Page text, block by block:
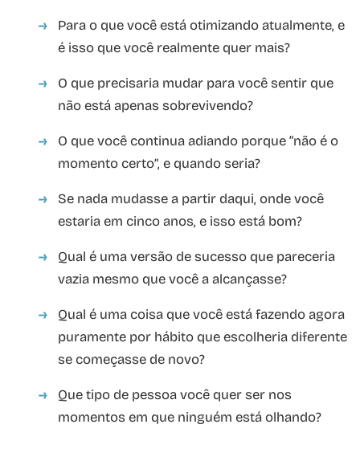
Para o que você está otimizando atualmente, e
é isso que você realmente quer mais?
O que precisaria mudar para você sentir que
não está apenas sobrevivendo?
O que você continua adiando porque “não é o
momento certo”, e quando seria?
Se nada mudasse a partir daqui, onde você
estaria em cinco anos, e isso está bom?
Qual é uma versão de sucesso que pareceria
vazia mesmo que você a alcançasse?
Qual é uma coisa que você está fazendo agora
puramente por hábito que escolheria diferente
se começasse de novo?
Que tipo de pessoa você quer ser nos
momentos em que ninguém está olhando?